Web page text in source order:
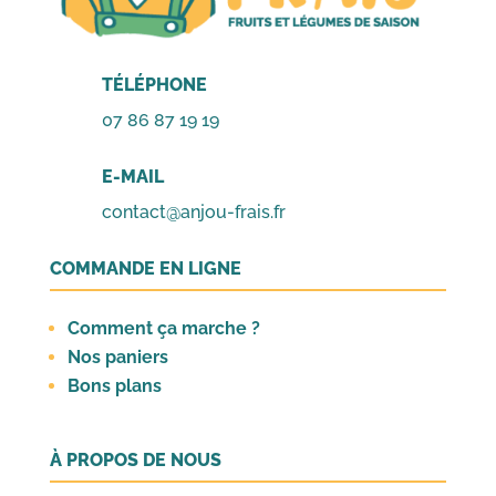
TÉLÉPHONE
07 86 87 19 19
E-MAIL
contact@anjou-frais.fr
COMMANDE EN LIGNE
Comment ça marche ?
Nos paniers
Bons plans
À PROPOS DE NOUS